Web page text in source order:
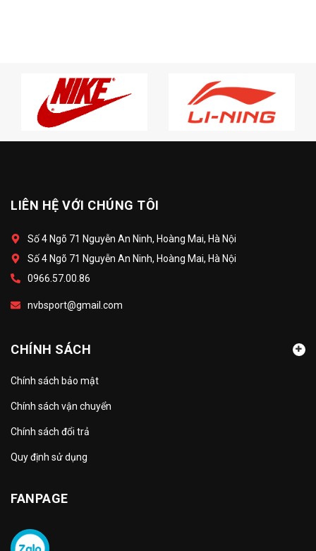
LIÊN HỆ VỚI CHÚNG TÔI
Số 4 Ngõ 71 Nguyễn An Ninh, Hoàng Mai, Hà Nội
Số 4 Ngõ 71 Nguyễn An Ninh, Hoàng Mai, Hà Nội
0966.57.00.86
nvbsport@gmail.com
CHÍNH SÁCH
Chính sách bảo mật
Chính sách vận chuyển
Chính sách đổi trả
Quy định sử dụng
FANPAGE